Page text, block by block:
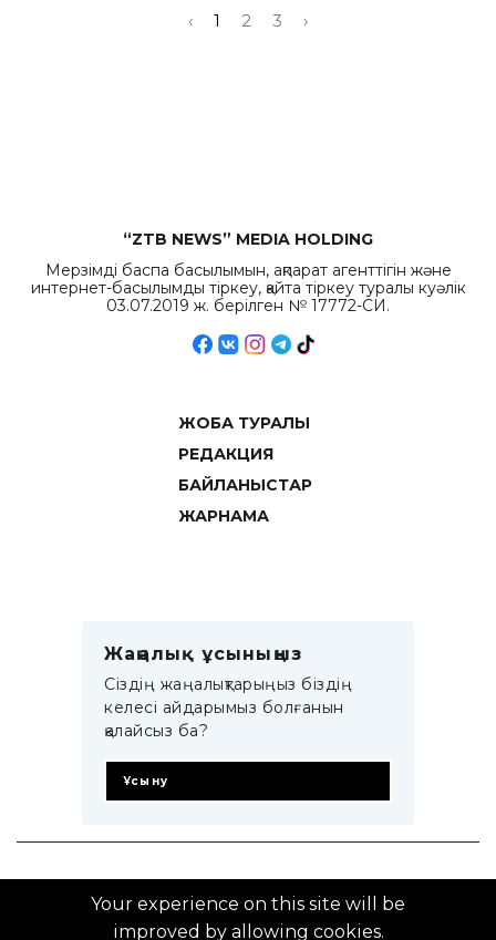
‹ 1 2 3 ›
“ZTB NEWS” MEDIA HOLDING
Мерзімді баспа басылымын, ақпарат агенттігін және
интернет-басылымды тіркеу, қайта тіркеу туралы куәлік
03.07.2019 ж. берілген № 17772-СИ.
ЖОБА ТУРАЛЫ
РЕДАКЦИЯ
БАЙЛАНЫСТАР
ЖАРНАМА
Жаңалық ұсыныңыз
Сіздің жаңалықтарыңыз біздің
келесі айдарымыз болғанын
қалайсыз ба?
Ұсыну
© 2014–2025 ZTB.KZ
Your experience on this site will be
improved by allowing cookies.